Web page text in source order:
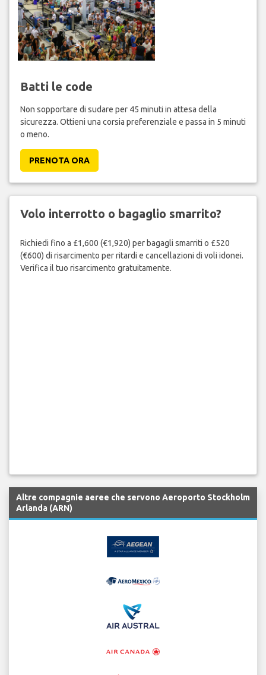
Batti le code
Non sopportare di sudare per 45 minuti in attesa della
sicurezza. Ottieni una corsia preferenziale e passa in 5 minuti
o meno.
PRENOTA ORA
Volo interrotto o bagaglio smarrito?
Richiedi fino a £1,600 (€1,920) per bagagli smarriti o £520
(€600) di risarcimento per ritardi e cancellazioni di voli idonei.
Verifica il tuo risarcimento gratuitamente.
Altre compagnie aeree che servono Aeroporto Stockholm
Arlanda (ARN)